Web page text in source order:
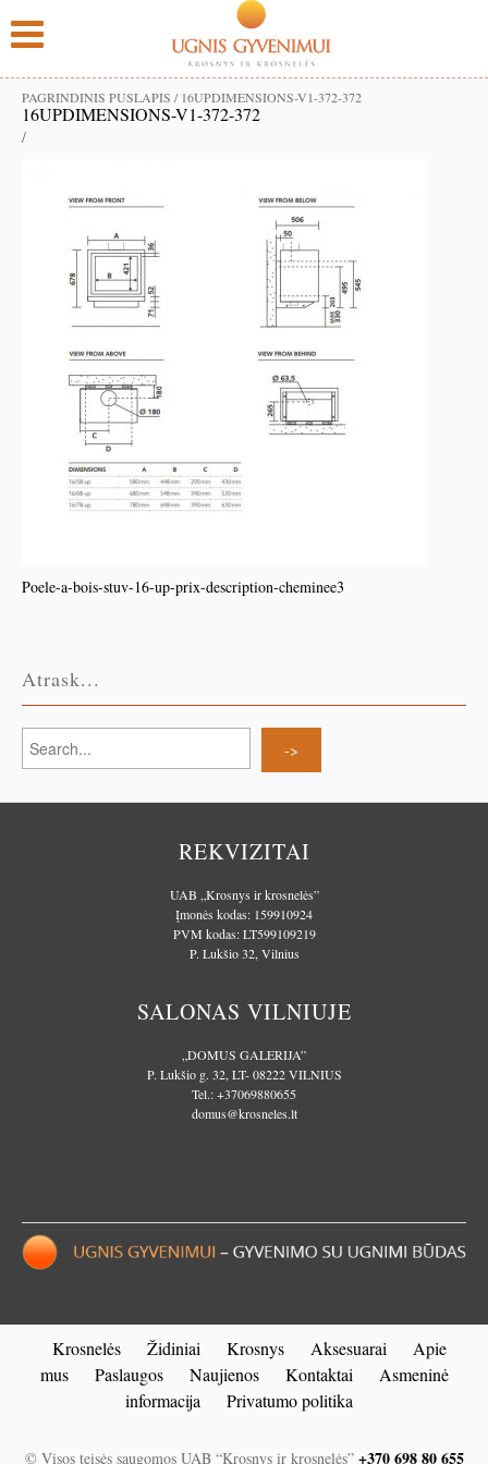
PAGRINDINIS PUSLAPIS / 16UPDIMENSIONS-V1-372-372
16UPDIMENSIONS-V1-372-372
/
Poele-a-bois-stuv-16-up-prix-description-cheminee3
Atrask...
REKVIZITAI
UAB „Krosnys ir krosnelės”
Įmonės kodas: 159910924
PVM kodas: LT599109219
P. Lukšio 32, Vilnius
SALONAS VILNIUJE
„DOMUS GALERIJA”
P. Lukšio g. 32, LT- 08222 VILNIUS
Tel.:+37069880655
domus@krosneles.lt
Krosnelės Židiniai Krosnys Aksesuarai
Apie
mus
Paslaugos Naujienos Kontaktai
Asmeninė
informacija
Privatumo politika
© Visos teisės saugomos UAB “Krosnys ir krosnelės” +370 698 80 655